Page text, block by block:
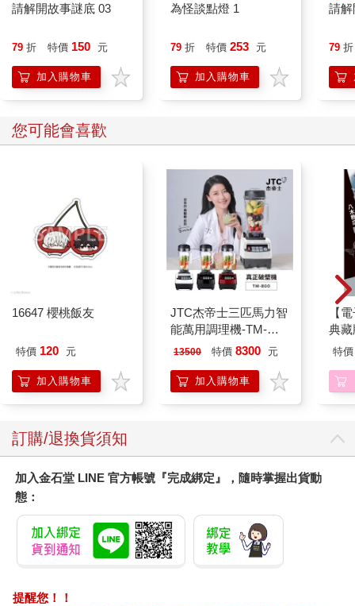
請解開故事謎底 03
79 折 特價 150 元
加入購物車
為怪談點燈 1
79 折 特價 253 元
加入購物車
請解
79 折
您可能會喜歡
16647 櫻桃飯友
特價 120 元
加入購物車
JTC杰帝士三匹馬力智
能萬用調理機-TM-
800-黑-公司貨(真正破
13500 特價 8300 元
加入購物車
【
典藏
特價
訂購/退換貨須知
加入金石堂 LINE 官方帳號『完成綁定』，隨時掌握出貨動
態：
提醒您！！